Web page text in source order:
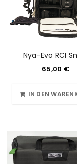
Nya-Evo RCI
65,00 €
IN DEN